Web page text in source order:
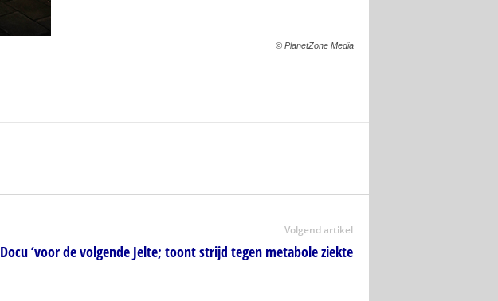
© PlanetZone Media
Volgend artikel
Docu ‘voor de volgende Jelte; toont strijd tegen metabole ziekte